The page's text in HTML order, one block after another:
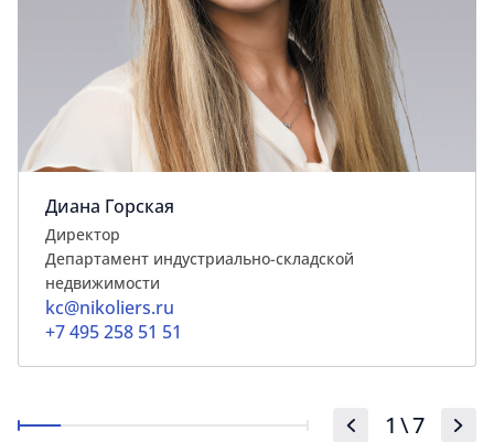
Диана Горская
Директор
Департамент индустриально-складской
недвижимости
kc@nikoliers.ru
+7 495 258 51 51
1 \7